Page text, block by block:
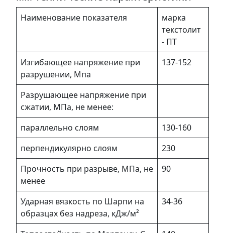
Наименование показателя
марка
текстолит
- ПТ
Изгибающее напряжение при
разрушении, Мпа
137-152
Разрушающее напряжение при
сжатии, МПа, не менее:
параллельно слоям
130-160
перпендикулярно слоям
230
Прочность при разрыве, МПа, не
менее
90
Ударная вязкость по Шарпи на
образцах без надреза, кДж/м²
34-36